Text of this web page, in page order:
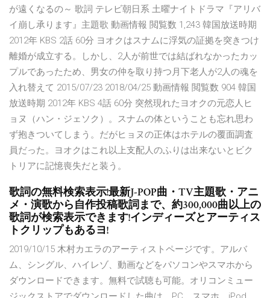
が遠くなるの～ 歌詞 テレビ朝日系 土曜ナイトドラマ『アリバ
イ崩し承ります』主題歌 動画情報 閲覧数 1,243 韓国放送時期
2012年 KBS 2話 60分 ヨオクはスナムに浮気の証拠を突きつけ
離婚が成立する。しかし、2人が前世では結ばれなかったカッ
プルであったため、男女の仲を取り持つ月下老人が2人の魂を
入れ替えて 2015/07/23 2018/04/25 動画情報 閲覧数 904 韓国
放送時期 2012年 KBS 4話 60分 突然現れたヨオクの元恋人ヒ
ョヌ（ハン・ジェソク）。スナムの体ということも忘れ思わ
ず抱きついてしまう。だがヒョヌの正体はホテルの覆面調査
員だった。ヨオクはこれ以上支配人のふりは出来ないとビク
トリアに記憶喪失だと装う。
歌詞の無料検索表示!最新J-POP曲・TV主題歌・アニ
メ・演歌から自作投稿歌詞まで、約300,000曲以上の
歌詞が検索表示できます!インディーズとアーティス
トクリップもあるヨ!
2019/10/15 木村カエラのアーティストページです。アルバ
ム、シングル、ハイレゾ、動画などをパソコンやスマホから
ダウンロードできます。無料で試聴も可能。オリコンミュー